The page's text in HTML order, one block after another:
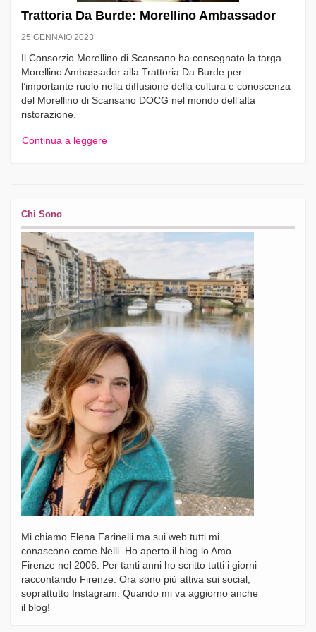
Trattoria Da Burde: Morellino Ambassador
25 GENNAIO 2023
Il Consorzio Morellino di Scansano ha consegnato la targa
Morellino Ambassador alla Trattoria Da Burde per
l’importante ruolo nella diffusione della cultura e conoscenza
del Morellino di Scansano DOCG nel mondo dell’alta
ristorazione.
Continua a leggere
Chi Sono
Mi chiamo Elena Farinelli ma sui web tutti mi
conascono come Nelli. Ho aperto il blog lo Amo
Firenze nel 2006. Per tanti anni ho scritto tutti i giorni
raccontando Firenze. Ora sono più attiva sui social,
soprattutto Instagram. Quando mi va aggiorno anche
il blog!